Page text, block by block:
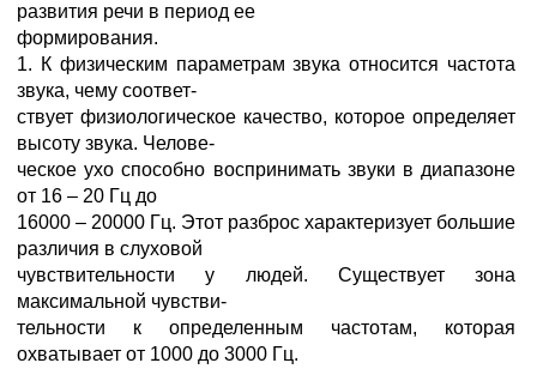
развития речи в период ее
формирования.
1. К физическим параметрам звука относится частота
звука, чему соответ-
ствует физиологическое качество, которое определяет
высоту звука. Челове-
ческое ухо способно воспринимать звуки в диапазоне
от 16 – 20 Гц до
16000 – 20000 Гц. Этот разброс характеризует большие
различия в слуховой
чувствительности у людей. Существует зона
максимальной чувстви-
тельности к определенным частотам, которая
охватывает от 1000 до 3000 Гц.